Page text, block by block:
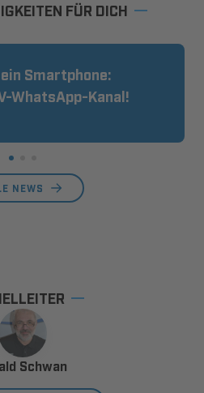
FÜR DICH
Smartphone:
WhatsApp-Kanal!
NEWS
Schwan